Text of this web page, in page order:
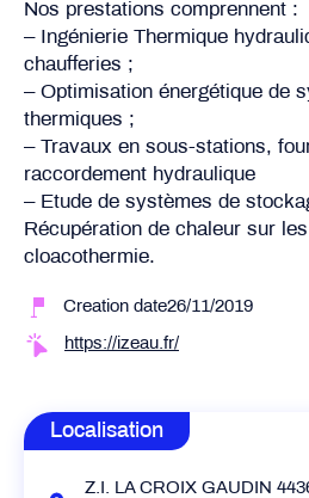
Nos prestations comprennent :
– Ingénierie Thermique
chaufferies ;
– Optimisation énergétique de
thermiques ;
– Travaux en sous-stations,
raccordement hydraulique
– Etude de systèmes de
Récupération de chaleur sur
cloacothermie.
Creation date26/11/2019
https://izeau.fr/
Localisation
Z.I. LA CROIX GAUDIN